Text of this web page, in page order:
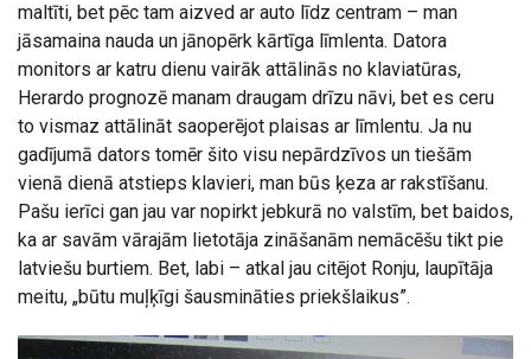
maltīti, bet pēc tam aizved ar auto līdz centram – man
jāsamaina nauda un jānopērk kārtīga līmlenta. Datora
monitors ar katru dienu vairāk attālinās no klaviatūras,
Herardo prognozē manam draugam drīzu nāvi, bet es ceru
to vismaz attālināt saoperējot plaisas ar līmlentu. Ja nu
gadījumā dators tomēr šito visu nepārdzīvos un tiešām
vienā dienā atstieps klavieri, man būs ķeza ar rakstīšanu.
Pašu ierīci gan jau var nopirkt jebkurā no valstīm, bet baidos,
ka ar savām vārajām lietotāja zināšanām nemācēšu tikt pie
latviešu burtiem. Bet, labi – atkal jau citējot Ronju, laupītāja
meitu, „būtu muļķīgi šausmināties priekšlaikus”.